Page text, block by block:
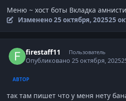
Меню ~ хост боты Вкладка
Изменено25 октября, 202525
firestaff11 Пользователь
Опубликовано25 октября, 2025
АВТОР
так там пишет что у меня нету